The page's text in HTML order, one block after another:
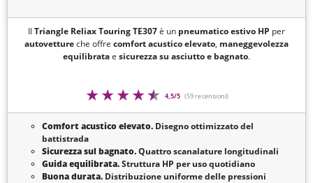
Il Triangle Reliax Touring TE307è un pneumatico estivo HP per
autovettureche offre comfort acustico elevato, maneggevolezza
equilibratae sicurezza su asciutto e bagnato.
4,5/5 (59 recensioni)
Comfort acustico elevato.Disegno ottimizzato del
battistrada
Sicurezza sul bagnato.Quattro scanalature longitudinali
Guida equilibrata.Struttura HP per uso quotidiano
Buona durata.Distribuzione uniforme delle pressioni